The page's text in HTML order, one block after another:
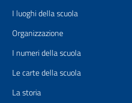
I luoghi della scuola
Organizzazione
I numeri della scuola
Le carte della scuola
La storia